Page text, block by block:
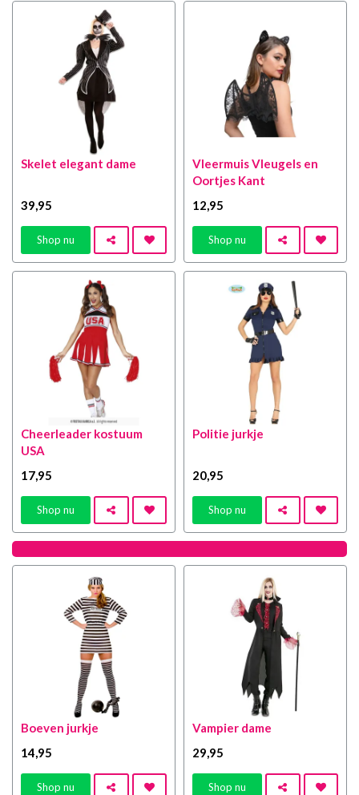
Skelet elegant dame
39,95
Shop nu
Vleermuis Vleugels en
Oortjes Kant
12,95
Shop nu
Cheerleader kostuum
USA
17,95
Shop nu
Politie jurkje
20,95
Shop nu
Boeven jurkje
14,95
Shop nu
Vampier dame
29,95
Shop nu